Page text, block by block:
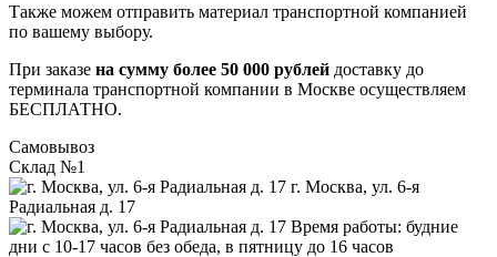
Также можем отправить материал транспортной компанией
по вашему выбору.
При заказе на сумму более 50 000 рублей доставку до
терминала транспортной компании в Москве осуществляем
БЕСПЛАТНО.
Самовывоз
Склад №1
г. Москва, ул. 6-я
Радиальная д. 17
Время работы: будние
дни с 10-17 часов без обеда, в пятницу до 16 часов